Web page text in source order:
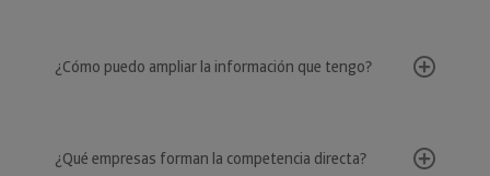
¿Cómo puedo ampliar la información que tengo?
¿Qué empresas forman la competencia directa?